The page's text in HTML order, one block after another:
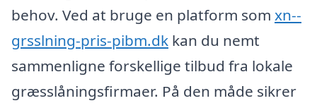
behov. Ved at bruge en platform som xn--
grsslning-pris-pibm.dk kan du nemt
sammenligne forskellige tilbud fra lokale
græsslåningsfirmaer. På den måde sikrer